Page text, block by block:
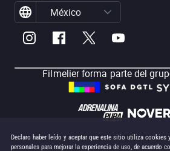
Declaro haber leído y aceptar que este sitio utiliza cookies
personales para mejorar la experiencia de uso, de acuerdo
México
Filmelier forma parte del